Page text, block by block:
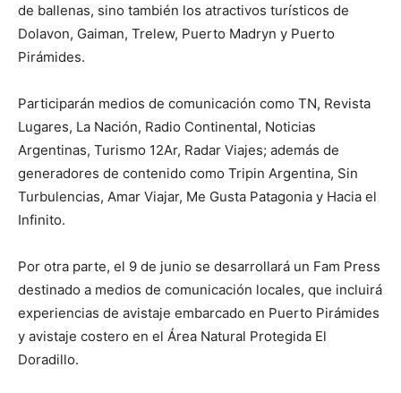
de ballenas, sino también los atractivos turísticos de
Dolavon, Gaiman, Trelew, Puerto Madryn y Puerto
Pirámides.
Participarán medios de comunicación como TN, Revista
Lugares, La Nación, Radio Continental, Noticias
Argentinas, Turismo 12Ar, Radar Viajes; además de
generadores de contenido como Tripin Argentina, Sin
Turbulencias, Amar Viajar, Me Gusta Patagonia y Hacia el
Infinito.
Por otra parte, el 9 de junio se desarrollará un Fam Press
destinado a medios de comunicación locales, que incluirá
experiencias de avistaje embarcado en Puerto Pirámides
y avistaje costero en el Área Natural Protegida El
Doradillo.